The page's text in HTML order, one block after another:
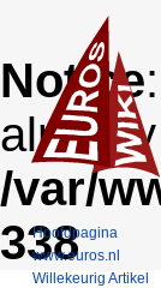
Notice
/var/
338
Hoofdpagina
www.euros.nl
Willekeurig Artikel